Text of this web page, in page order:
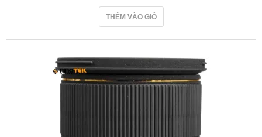
THÊM VÀO GIỎ